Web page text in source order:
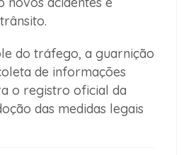
do tráfego, a guarnição
de informações
o registro oficial da
das medidas legais